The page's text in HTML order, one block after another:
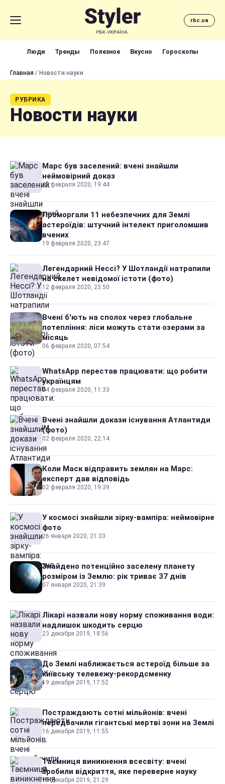
rbc.ua
Люди Тренды Полезное Вкусно Гороскопы
Главная / Новости науки
РУБРИКА
Новости науки
Марс був заселений: вчені знайшли
неймовірний доказ
25 февраля 2020, 19:44
Проморгали 11 небезпечних для Землі
астероїдів: штучний інтелект приголомшив
вчених
19 февраля 2020, 23:47
Легендарний Нессі? У Шотландії натрапили
на скелет невідомої істоти (фото)
12 февраля 2020, 23:50
Вчені б'ють на сполох через глобальне
потепління: ліси можуть стати озерами за
місяць
06 февраля 2020, 07:54
WhatsApp перестав працювати: що робити
українцям
04 февраля 2020, 11:33
Вчені знайшли докази існування Атлантиди
(фото)
02 февраля 2020, 22:14
Коли Маск відправить землян на Марс:
експерт дав відповідь
02 февраля 2020, 19:39
У космосі знайшли зірку-вампіра: неймовірне
фото
26 января 2020, 21:33
Знайдено потенційно заселену планету
розміром із Землю: рік триває 37 днів
07 января 2020, 21:39
Лікарі назвали нову норму споживання води:
надлишок шкодить серцю
23 декабря 2019, 18:56
До Землі наближається астероїд більше за
київську телевежу-рекордсменку
19 декабря 2019, 17:52
Постраждають сотні мільйонів: вчені
передбачили гігантські мертві зони на Землі
16 декабря 2019, 11:55
Таємниця виникнення всесвіту: вчені
зробили відкриття, яке переверне науку
15 декабря 2019, 21:29